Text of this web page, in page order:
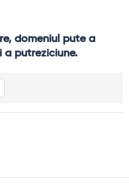
domeniul pute a
a putreziciune.